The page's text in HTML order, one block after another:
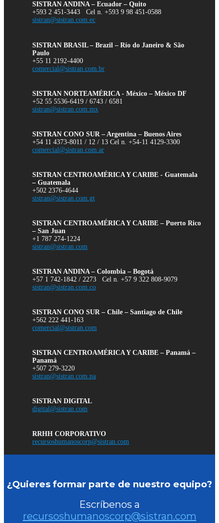
SISTRAN ANDINA – Ecuador – Quito
+593 2 451-3443 Cel n. +593 9 98 451-0588
sistran@sistran.com.ec
SISTRAN BRASIL – Brazil – Río do Janeiro & São
Paulo
+55 11 2192-4400
comercial@sistran.com.br
SISTRAN NORTEAMÉRICA - México – México DF
+52 55 5536-6419 / 6743 / 6581
sistran@sistran.com.mx
SISTRAN CONO SUR – Argentina – Buenos Aires
+54 11 4373-8011 / 12 / 13 Cel n. +54-11 4129-3300
comercial@sistran.com.ar
SISTRAN CENTROAMÉRICA Y CARIBE - Guatemala
– Guatemala
+502 2376-4644
sistran@sistran.com.gt
SISTRAN CENTROAMÉRICA Y CARIBE – Puerto Rico
– San Juan
+1 787 274-1224
sistran@sistran.com
SISTRAN ANDINA – Colombia – Bogotá
+57 1 742-1842 / 2273 Cel n. +57 9 322 808-9079
sistran@sistran.com.co
SISTRAN CONO SUR – Chile – Santiago de Chile
+562 222 441-163
comercial@sistran.com
SISTRAN CENTROAMÉRICA Y CARIBE – Panamá –
Panamá
+507 279-3220
sistran@sistran.com.pa
SISTRAN DIGITAL
digital@sistran.com
RRHH CORPORATIVO
recursoshumanoscorp@sistran.com
¿Quieres formar parte de nuestro equipo?
Escríbenos a
recursoshumanoscorp@sistran.com